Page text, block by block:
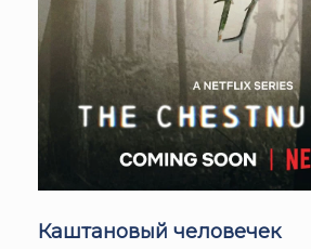
Каштановый человечек